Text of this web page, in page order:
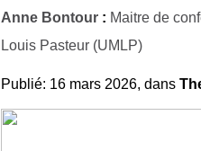
Anne Bontour : Maitre de
Louis Pasteur (UMLP)
Publié: 16 mars 2026, dans